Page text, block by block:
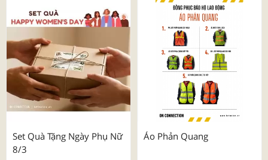
Set Quà Tặng Ngày Phụ Nữ
8/3
Áo Phản Quang